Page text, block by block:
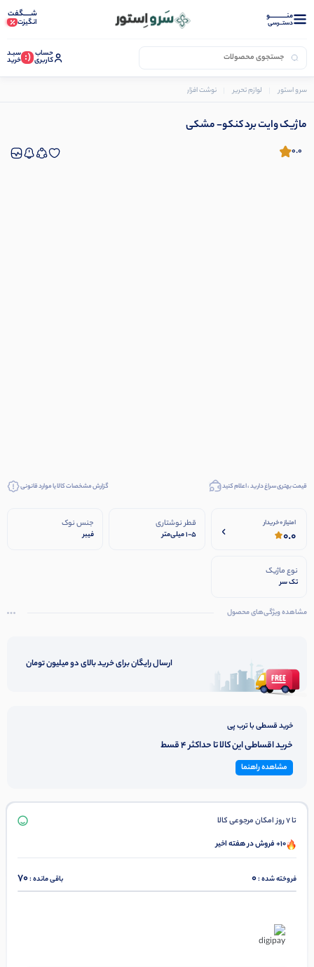
منــــــــــــو
دستــرسی
شـــــگفت
انگیزت
حساب
کاربری (: سبـد
خرید
سرو استور لوازم تحریر نوشت افزار
ماژیک وایت برد کنکو- مشکی
0.0
قیمت بهتری سراغ دارید ، اعلام کنید گزارش مشخصات کالا یا موارد قانونی
امتیاز 0 خریدار
0.0
قطر نوشتاری
۱-۵ میلی‌متر
جنس نوک
فیبر
نوع ماژیک
تک سر
مشاهده ویژگی‌های محصول
ارسال رایگان برای خرید بالای دو میلیون تومان
خرید قسطی با ترب پی
خرید اقساطی این کالا تا حداکثر 4 قسط
مشاهده راهنما
تا 7 روز امکان مرجوعی کالا
10+ فروش در هفته اخیر
فروخته شده :0 باقی مانده :70